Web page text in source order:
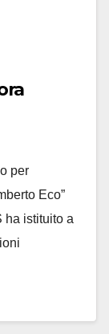
per
Eco”
ha istituito a